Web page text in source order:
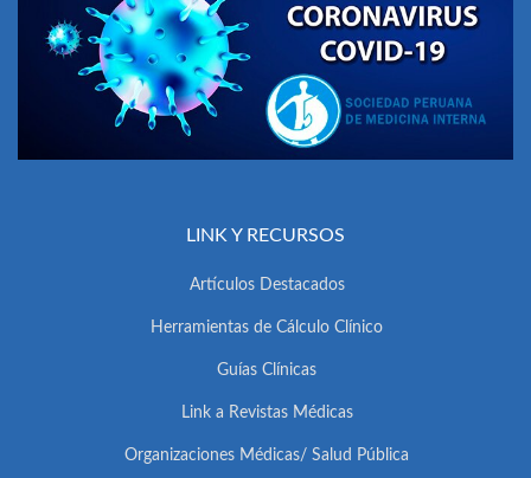
LINK Y RECURSOS
Artículos Destacados
Herramientas de Cálculo Clínico
Guías Clínicas
Link a Revistas Médicas
Organizaciones Médicas/ Salud Pública